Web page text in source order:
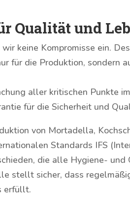
Qualität und
keine Kompromisse ein.
für die Produktion, sondern
aller kritischen Punkte
für die Sicherheit und
von Mortadella,
Standards IFS
die alle Hygiene-
stellt sicher, dass
erfüllt.